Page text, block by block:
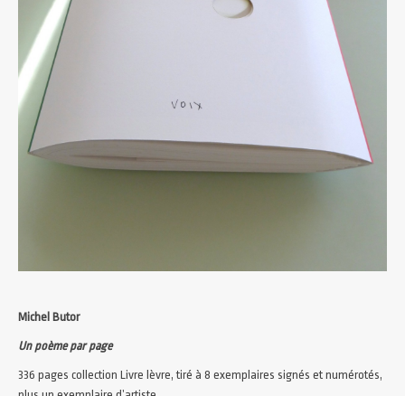
Michel Butor
Un poème par page
336 pages collection Livre lèvre, tiré à 8 exemplaires signés et numérotés,